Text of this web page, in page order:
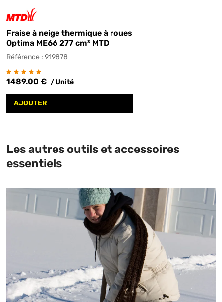
Fraise à neige thermique à roues
Optima ME66 277 cm³ MTD
Référence : 919878
1489.00 € / Unité
AJOUTER
Les autres outils et accessoires
essentiels